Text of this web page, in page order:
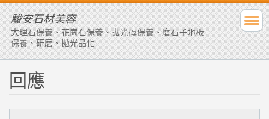
駿安石材美容
大理石保養、花崗石保養、拋光磚保養、磨石子地板
保養、研磨、拋光晶化
回應